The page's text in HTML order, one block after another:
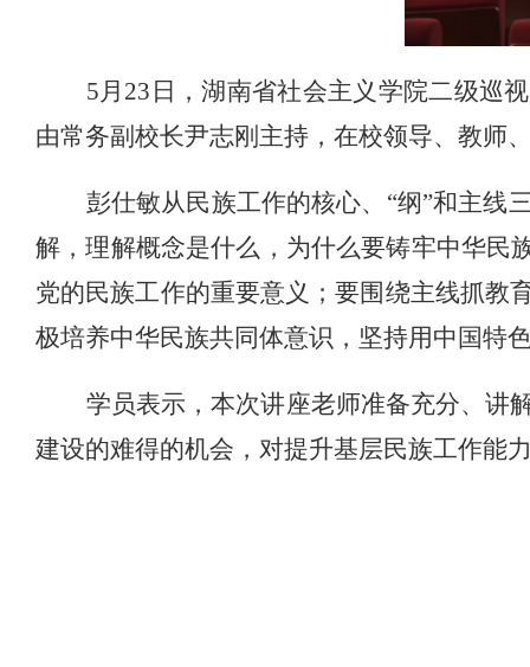
5 月 23 日，湖南省社会主义学院二级巡
由常务副校长尹志刚主持，在校领导、教师
彭仕敏从民族工作的核心、“纲”和主线
解，理解概念是什么，为什么要铸牢中华民
党的民族工作的重要意义；要围绕主线抓教
极培养中华民族共同体意识，坚持用中国特
学员表示，本次讲座老师准备充分、讲
建设的难得的机会，对提升基层民族工作能